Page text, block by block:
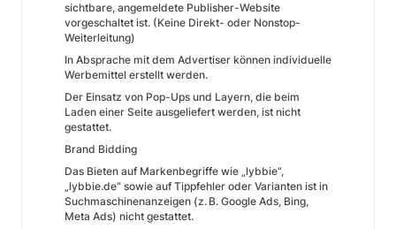
sichtbare, angemeldete Publisher-Website
vorgeschaltet ist. (Keine Direkt- oder Nonstop-
Weiterleitung)
In Absprache mit dem Advertiser können individuelle
Werbemittel erstellt werden.
Der Einsatz von Pop-Ups und Layern, die beim
Laden einer Seite ausgeliefert werden, ist nicht
gestattet.
Brand Bidding
Das Bieten auf Markenbegriffe wie „lybbie“,
„lybbie.de“ sowie auf Tippfehler oder Varianten ist in
Suchmaschinenanzeigen (z. B. Google Ads, Bing,
Meta Ads) nicht gestattet.